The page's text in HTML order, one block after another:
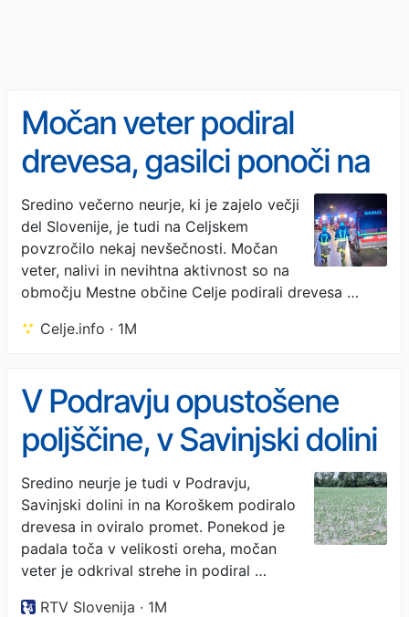
Močan veter podiral
drevesa, gasilci ponoči na
številnih intervencijah
(foto)
Sredino večerno neurje, ki je zajelo večji
del Slovenije, je tudi na Celjskem
povzročilo nekaj nevšečnosti. Močan
veter, nalivi in nevihtna aktivnost so na
območju Mestne občine Celje podirali drevesa …
Celje.info · 1M
V Podravju opustošene
poljščine, v Savinjski dolini
podiralo drevesa
Sredino neurje je tudi v Podravju,
Savinjski dolini in na Koroškem podiralo
drevesa in oviralo promet. Ponekod je
padala toča v velikosti oreha, močan
veter je odkrival strehe in podiral …
RTV Slovenija · 1M